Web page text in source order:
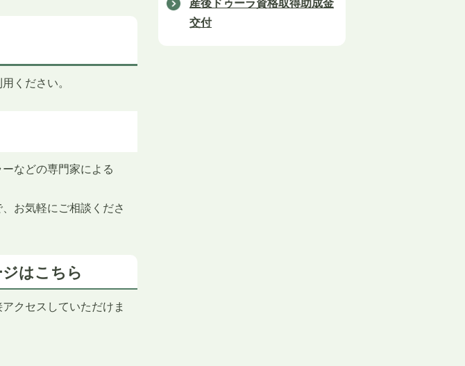
ください。
などの専門家による
お気軽にご相談くださ
はこちら
クセスしていただけま
交付